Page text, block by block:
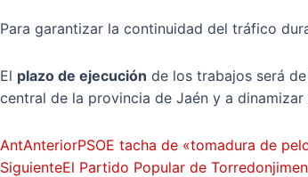
Para garantizar la continuidad del tráfico
El plazo de ejecución de los trabajos será de
central de la provincia de Jaén y a
AntAnteriorPSOE tacha de «tomadura de
SiguienteEl Partido Popular de